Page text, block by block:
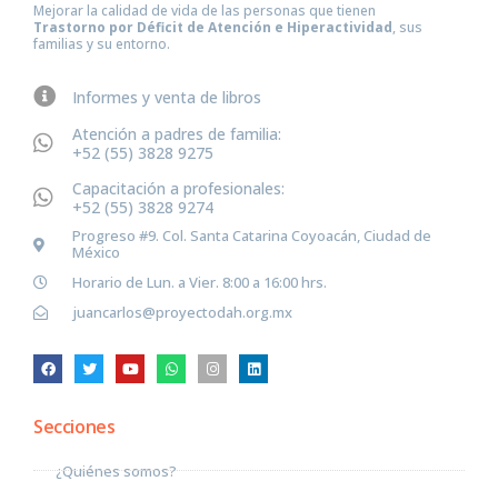
Mejorar la calidad de vida de las personas que tienen
Trastorno por Déficit de Atención e Hiperactividad, sus
familias y su entorno.
Informes y venta de libros
Atención a padres de familia:
+52 (55) 3828 9275
Capacitación a profesionales:
+52 (55) 3828 9274
Progreso #9. Col. Santa Catarina Coyoacán, Ciudad de
México
Horario de Lun. a Vier. 8:00 a 16:00 hrs.
juancarlos@proyectodah.org.mx
Secciones
¿Quiénes somos?